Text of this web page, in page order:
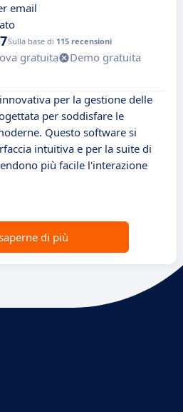
email
Sulla base di 115 recensioni
gratuita
Demo gratuita
per la gestione delle
per soddisfare le
Questo software si
intuitiva e per la suite di
più facile l'interazione
di più